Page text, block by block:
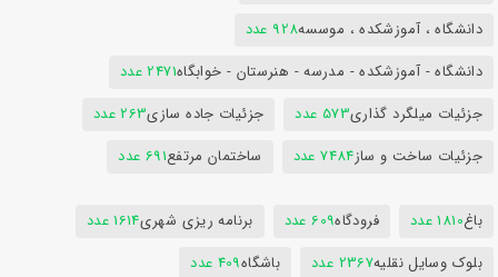
دانشگاه ، آموزشکده ، موسسه928 عدد
دانشگاه - آموزشکده - مدرسه - هنرستان - خوابگاه2471 عدد
جزئیات میلگرد گذاری573 عدد جزئیات جاده سازی263 عدد
جزئیات ساخت و ساز7484 عدد ساختمان مرتفع691 عدد
باغ1810 عدد فرودگاه609 عدد برنامه ریزی شهری1614 عدد
بلوک وسایل نقلیه2367 عدد باشگاه409 عدد